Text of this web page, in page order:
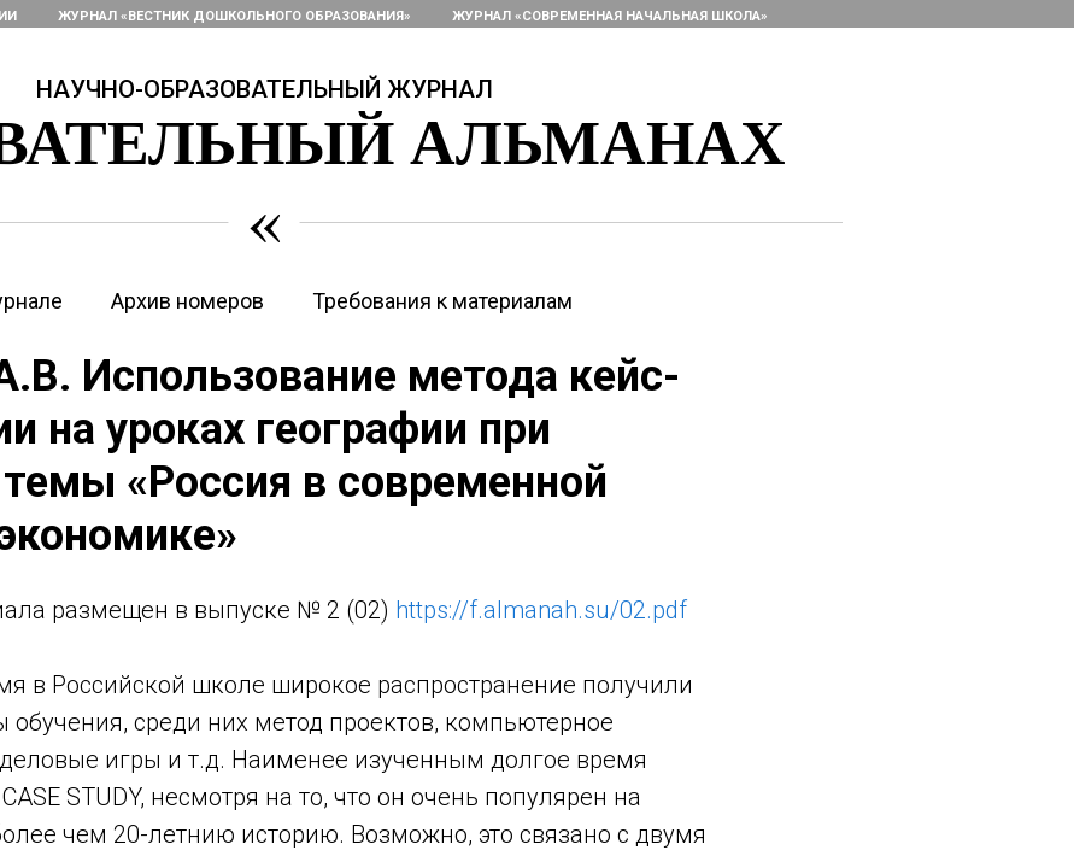
ЖУРНАЛ «ВЕСТНИК ДОШКОЛЬНОГО ОБРАЗОВАНИЯ» ЖУРНАЛ «СОВРЕМЕННАЯ НАЧАЛЬНАЯ ШКОЛА»
НАУЧНО-ОБРАЗОВАТЕЛЬНЫЙ ЖУРНАЛ
АЛЬМАНАХ
«
Архив номеров Требования к материалам
Использование метода кейс-
на уроках географии при
«Россия в современной
размещен в выпуске № 2 (02) https://f.almanah.su/02.pdf
в Российской школе широкое распространение получили
среди них метод проектов, компьютерное
игры и т.д. Наименее изученным долгое время
STUDY, несмотря на то, что он очень популярен на
чем 20-летнию историю. Возможно, это связано с двумя